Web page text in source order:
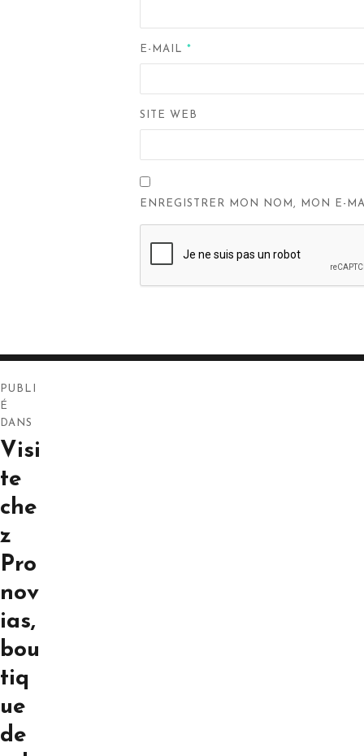
E-MAIL *
SITE WEB
ENREGISTRER MON NOM, MON E-
de
l’article
PUBLI
É
DANS
Visi
te
che
z
Pro
nov
ias,
bou
tiq
ue
de